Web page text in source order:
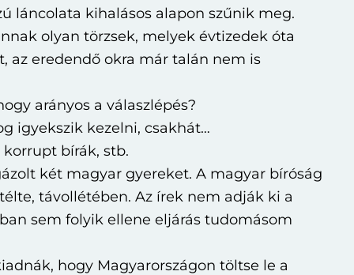
láncolata kihalásos alapon szűnik meg.
olyan törzsek, melyek évtizedek óta
az eredendő okra már talán nem is
arányos a válaszlépés?
igyekszik kezelni, csakhát…
bírák, stb.
két magyar gyereket. A magyar bíróság
távollétében. Az írek nem adják ki a
sem folyik ellene eljárás tudomásom
hogy Magyarországon töltse le a